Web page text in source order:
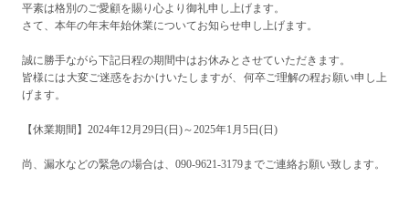
平素は格別のご愛顧を賜り心より御礼申し上げます。
さて、本年の年末年始休業についてお知らせ申し上げます。
誠に勝手ながら下記日程の期間中はお休みとさせていただきます。
皆様には大変ご迷惑をおかけいたしますが、何卒ご理解の程お願い申し上
げます。
【休業期間】2024年12月29日(日)～2025年1月5日(日)
尚、漏水などの緊急の場合は、090-9621-3179までご連絡お願い致します。